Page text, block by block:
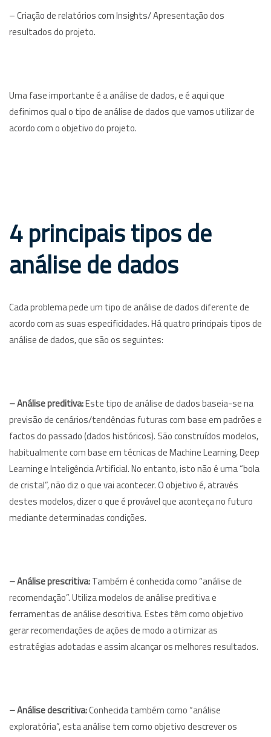
– Criação de relatórios com Insights/ Apresentação dos
resultados do projeto.
Uma fase importante é a análise de dados, e é aqui que
definimos qual o tipo de análise de dados que vamos utilizar de
acordo com o objetivo do projeto.
4 principais tipos de
análise de dados
Cada problema pede um tipo de análise de dados diferente de
acordo com as suas especificidades. Há quatro principais tipos de
análise de dados, que são os seguintes:
–Análise preditiva:Este tipo de análise de dados baseia-se na
previsão de cenários/tendências futuras com base em padrões e
factos do passado (dados históricos). São construídos modelos,
habitualmente com base em técnicas de Machine Learning, Deep
Learning e Inteligência Artificial. No entanto, isto não é uma “bola
de cristal”, não diz o que vai acontecer. O objetivo é, através
destes modelos, dizer o que é provável que aconteça no futuro
mediante determinadas condições.
–Análise prescritiva:Também é conhecida como “análise de
recomendação”. Utiliza modelos de análise preditiva e
ferramentas de análise descritiva. Estes têm como objetivo
gerar recomendações de ações de modo a otimizar as
estratégias adotadas e assim alcançar os melhores resultados.
–Análise descritiva:Conhecida também como “análise
exploratória”, esta análise tem como objetivo descrever os